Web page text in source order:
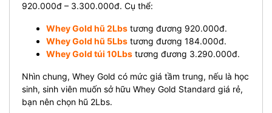
920.000đ – 3.300.000đ. Cụ thể:
Whey Gold hũ 2Lbs tương đương 920.000đ.
Whey Gold hũ 5Lbs tương đương 184.000đ.
Whey Gold túi 10Lbs tương đương 3.290.000đ.
Nhìn chung, Whey Gold có mức giá tầm trung, nếu là học
sinh, sinh viên muốn sở hữu Whey Gold Standard giá rẻ,
bạn nên chọn hũ 2Lbs.